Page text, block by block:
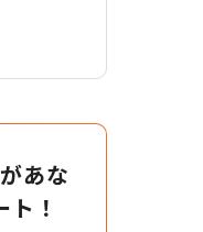
あな
！